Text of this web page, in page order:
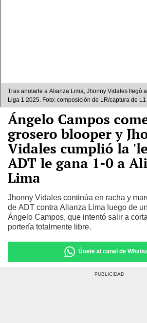
Tras anotarle a Alianza Lima, Jhonny Vidales llegó
Liga 1 2025. Foto: composición de LR/captura de
Ángelo Campos
grosero blooper y
Vidales cumplió la
ADT le gana 1-0 a
Lima
Jhonny Vidales continúa en racha y
de ADT contra Alianza Lima luego de
Ángelo Campos, que intentó salir a
portería totalmente libre.
Únete al canal de